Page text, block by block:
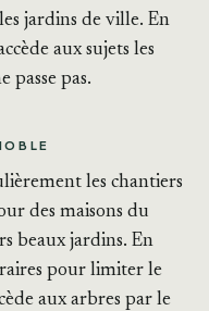
jardins de ville. En
aux sujets les
passe pas.
les chantiers
des maisons du
beaux jardins. En
pour limiter le
aux arbres par le